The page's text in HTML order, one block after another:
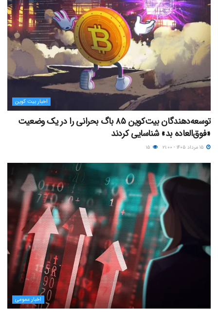
اخبار بیت کوین
توسعه‌دهندگان بیت‌کوین ۸۵ باگ بحرانی را در یک وضعیت
«فوق‌العاده بد» شناسایی کردند
اخبار عمومی